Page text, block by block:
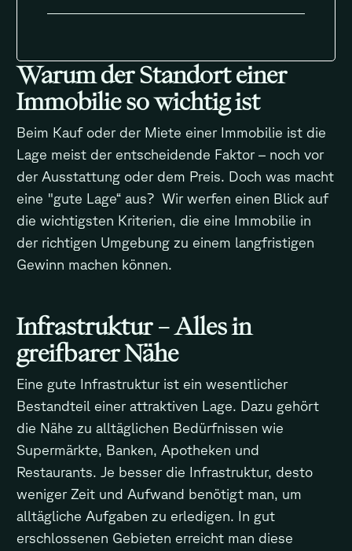
Warum der Standort einer
Immobilie so wichtig ist
Beim Kauf oder der Miete einer Immobilie ist die
Lage meist der entscheidende Faktor – noch vor
der Ausstattung oder dem Preis. Doch was macht
eine "gute Lage“ aus? Wir werfen einen Blick auf
die wichtigsten Kriterien, die eine Immobilie in
der richtigen Umgebung zu einem langfristigen
Gewinn machen können.
Infrastruktur – Alles in
greifbarer Nähe
Eine gute Infrastruktur ist ein wesentlicher
Bestandteil einer attraktiven Lage. Dazu gehört
die Nähe zu alltäglichen Bedürfnissen wie
Supermärkte, Banken, Apotheken und
Restaurants. Je besser die Infrastruktur, desto
weniger Zeit und Aufwand benötigt man, um
alltägliche Aufgaben zu erledigen. In gut
erschlossenen Gebieten erreicht man diese